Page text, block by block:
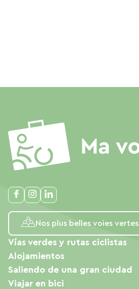
Nos plus belles voies vertes
Vías verdes y rutas ciclistas
Alojamientos
Saliendo de una gran ciudad
Viajar en bici